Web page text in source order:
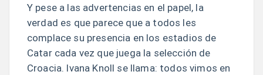
Y pese a las advertencias en el papel, la
verdad es que parece que a todos les
complace su presencia en los estadios de
Catar cada vez que juega la selección de
Croacia. Ivana Knoll se llama: todos vimos en